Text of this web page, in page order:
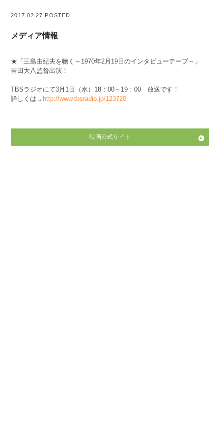
2017.02.27 POSTED
メディア情報
★「三島由紀夫を聴く～1970年2月19日のインタビューテープ～」
吉田大八監督出演！
TBSラジオにて3月1日（水）18：00～19：00 放送です！
詳しくは→ http://www.tbsradio.jp/123720
映画公式サイト